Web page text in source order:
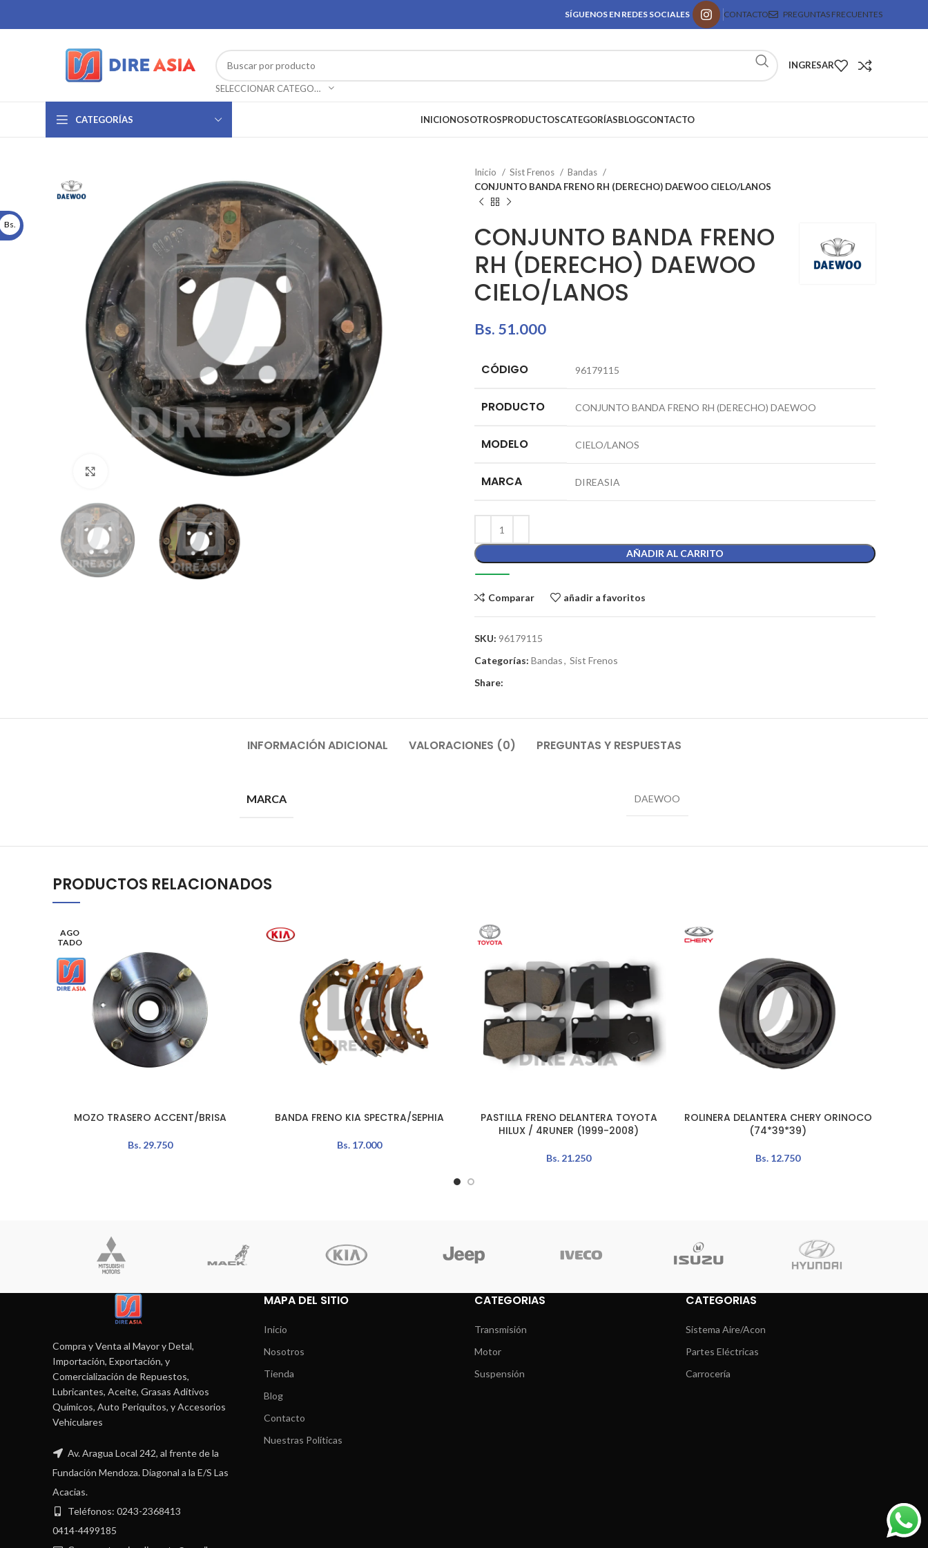
SÍGUENOS EN REDES SOCIALES CONTACTO PREGUNTAS FRECUENTES
SELECCIONAR CATEGORÍA
INGRESAR
CATEGORÍAS INICIONOSOTROSPRODUCTOSCATEGORÍASBLOGCONTACTO
Inicio Sist Frenos
Bandas
CONJUNTO BANDA FRENO RH (DERECHO) DAEWOO CIELO/LANOS
CONJUNTO BANDA FRENO
RH (DERECHO) DAEWOO
CIELO/LANOS
Bs. 51.000
CÓDIGO 96179115
PRODUCTO CONJUNTO BANDA FRENO RH (DERECHO) DAEWOO
MODELO CIELO/LANOS
MARCA DIREASIA
AÑADIR AL CARRITO
Comparar añadir a favoritos
SKU: 96179115
Categorías: Bandas, Sist Frenos
Share:
INFORMACIÓN ADICIONAL VALORACIONES (0) PREGUNTAS Y RESPUESTAS
MARCA DAEWOO
PRODUCTOS RELACIONADOS
AGO
TADO
LEER MÁS
MOZO TRASERO ACCENT/BRISA
Bs. 29.750
AÑADIR AL CARRITO
BANDA FRENO KIA SPECTRA/SEPHIA
Bs. 17.000
AÑADIR AL CARRITO
PASTILLA FRENO DELANTERA TOYOTA
HILUX / 4RUNER (1999-2008)
Bs. 21.250
AÑADIR AL CARRITO
ROLINERA DELANTERA CHERY ORINOCO
(74*39*39)
Bs. 12.750
Compra y Venta al Mayor y Detal,
Importación, Exportación, y
Comercialización de Repuestos,
Lubricantes, Aceite, Grasas Aditivos
Químicos, Auto Periquitos, y Accesorios
Vehiculares
Av. Aragua Local 242, al frente de la
Fundación Mendoza. Diagonal a la E/S Las
Acacias.
Teléfonos: 0243-2368413
0414-4499185
MAPA DEL SITIO
Inicio
Nosotros
Tienda
Blog
Contacto
Nuestras Políticas
CATEGORIAS
Transmisión
Motor
Suspensión
CATEGORIAS
Sistema Aire/Acon
Partes Eléctricas
Carrocería
Bs.